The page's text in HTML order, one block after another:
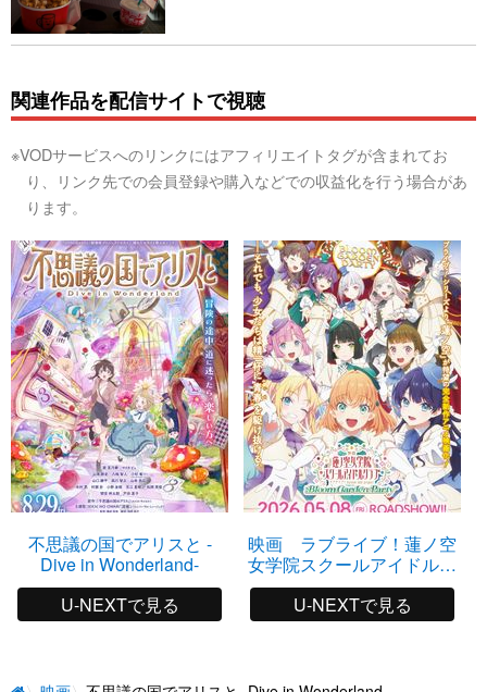
関連作品を配信サイトで視聴
※VODサービスへのリンクにはアフィリエイトタグが含まれてお
り、リンク先での会員登録や購入などでの収益化を行う場合があ
ります。
不思議の国でアリスと -
Dive in Wonderland-
U-NEXTで見る
映画 ラブライブ！蓮ノ空
女学院スクールアイドルク
ラブ Bloom Garden Party
U-NEXTで見る